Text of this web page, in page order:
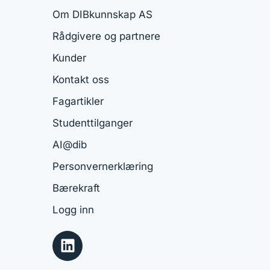
Om DIBkunnskap AS
Rådgivere og partnere
Kunder
Kontakt oss
Fagartikler
Studenttilganger
AI@dib
Personvernerklæring
Bærekraft
Logg inn